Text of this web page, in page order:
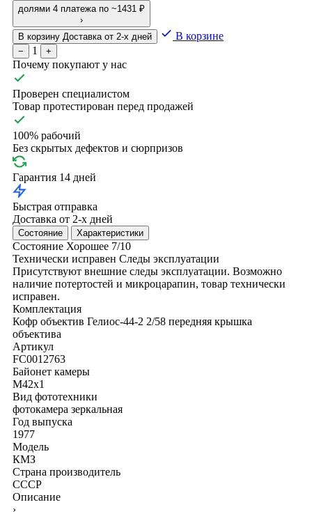
долями 4 платежа по ~1431 ₽
›
В корзину Доставка от 2-х дней В корзине
− 1 +
Почему покупают у нас
Проверен специалистом
Товар протестирован перед продажей
100% рабочий
Без скрытых дефектов и сюрпризов
Гарантия 14 дней
Быстрая отправка
Доставка от 2-х дней
Состояние Характеристики
Состояние Хорошее 7/10
Технически исправен Следы эксплуатации
Присутствуют внешние следы эксплуатации. Возможно
наличие потертостей и микроцарапин, товар технически
исправен.
Комплектация
Кофр объектив Гелиос-44-2 2/58 передняя крышка
объектива
Артикул
FC0012763
Байонет камеры
M42x1
Вид фототехники
фотокамера зеркальная
Год выпуска
1977
Модель
КМЗ
Страна производитель
СССР
Описание
›